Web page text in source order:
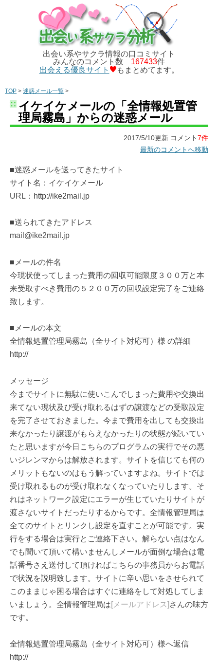
出会い系やサクラ情報の口コミサイト
みんなのコメント数 167433件
出会える優良サイト
もまとめてます。
TOP > 迷惑メール一覧 >
イケイケメールの「全情報処置管
理局霧島」からの迷惑メール
2017/5/10更新 コメント7件
最新のコメントへ移動
■迷惑メールを送ってきたサイト
サイト名：イケイケメール
URL：http://ike2mail.jp
■送られてきたアドレス
mail@ike2mail.jp
■メールの件名
今現状使ってしまった費用の回収可能限度３００万と本
来受取すべき費用の５２００万の回収設定完了をご連絡
致します。
■メールの本文
全情報処置管理局霧島（全サイト対応可）様 の詳細
http://
メッセージ
今までサイトに無駄に使いこんでしまった費用や交換出
来てない現状及び受け取れるはずの譲渡などの受取設定
を完了させておきました。今まで費用を出しても交換出
来なかったり譲渡がもらえなかったりの状態が続いてい
たと思いますが今日こちらのプログラムの実行でその悪
いジレンマからは解放されます。サイトを信じても何の
メリットもないのはもう解っていますよね。サイトでは
受け取れるものが受け取れなくなっていたりします。そ
れはネットワーク設定にエラーが生じていたりサイトが
渡さないサイトだったりするからです。全情報管理局は
全てのサイトとリンクし設定を直すことが可能です。実
行をする場合は実行とご連絡下さい。解らない点はなん
でも聞いて頂いて構いませんしメールが面倒な場合は電
話番号さえ送付して頂ければこちらの事務員からお電話
で状況を説明致します。サイトに辛い思いをさせられて
このままじゃ困る場合はすぐに連絡をして対処してしま
いましょう。全情報管理局は[メールアドレス] さんの味方
です。
全情報処置管理局霧島（全サイト対応可）様へ返信
http://